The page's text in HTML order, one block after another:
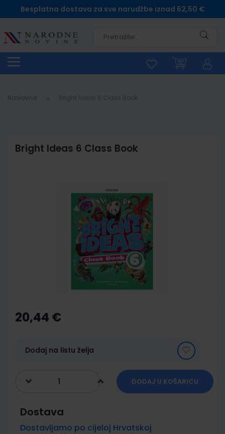
Besplatna dostava za sve narudžbe iznad 62,50 €
Naslovna
Bright Ideas 6 Class Book
the
beginning
gallery
20,44 €
Dodaj na listu želja
DODAJ U KOŠARICU
Dostava
Dostavljamo po cijeloj Hrvatskoj